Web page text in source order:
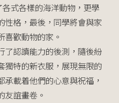
式各樣的海洋動物，更學
性格，最後，同學將會與家
喜歡動物的家。
了認讀能力的後測，隨後紛
獨特的新衣服，展現無限的
載着他們的心意與祝福，
友誼畫卷。